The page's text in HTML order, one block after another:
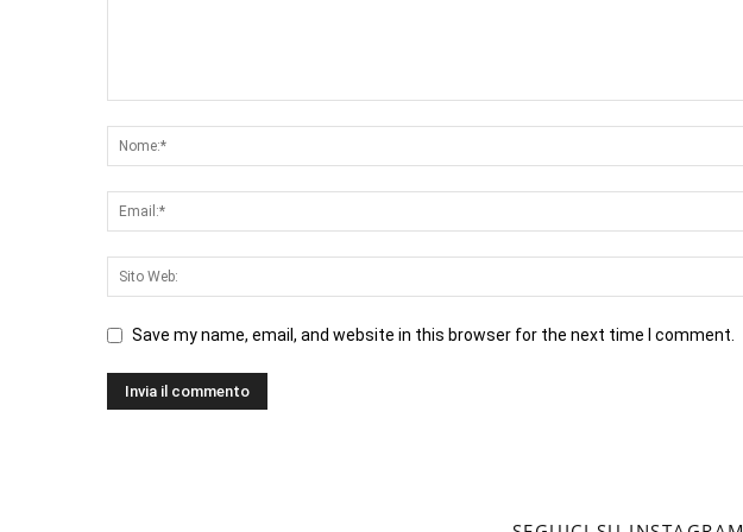
Save my name, email, and website in this browser for the next time I comment.